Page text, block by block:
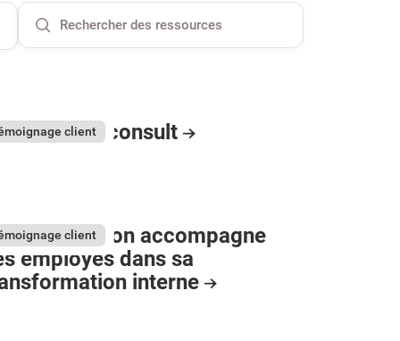
client
Qualiconsult
client
Diffusion accompagne
employés dans sa
interne